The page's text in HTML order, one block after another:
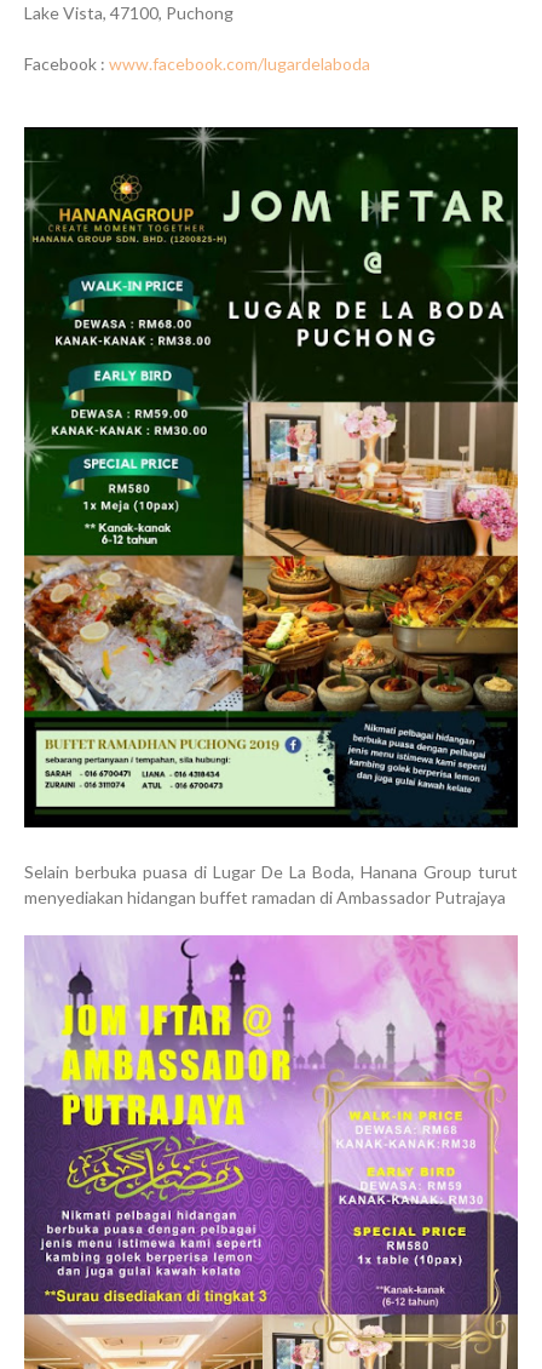
Lake Vista, 47100, Puchong
Facebook : www.facebook.com/lugardelaboda
Selain berbuka puasa di Lugar De La Boda, Hanana Group turut
menyediakan hidangan buffet ramadan di Ambassador Putrajaya